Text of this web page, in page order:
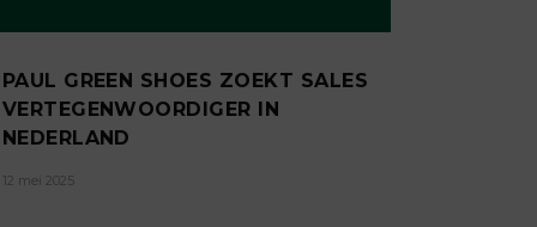
PAUL GREEN SHOES ZOEKT SALES
VERTEGENWOORDIGER IN
NEDERLAND
12 mei 2025